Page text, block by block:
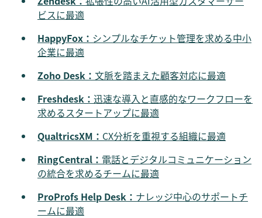
ビスに最適
HappyFox： シンプルなチケット管理を求める中小
企業に最適
Zoho Desk： 文脈を踏まえた顧客対応に最適
Freshdesk： 迅速な導入と直感的なワークフローを
求めるスタートアップに最適
QualtricsXM： CX分析を重視する組織に最適
RingCentral： 電話とデジタルコミュニケーション
の統合を求めるチームに最適
ProProfs Help Desk： ナレッジ中心のサポートチ
ームに最適